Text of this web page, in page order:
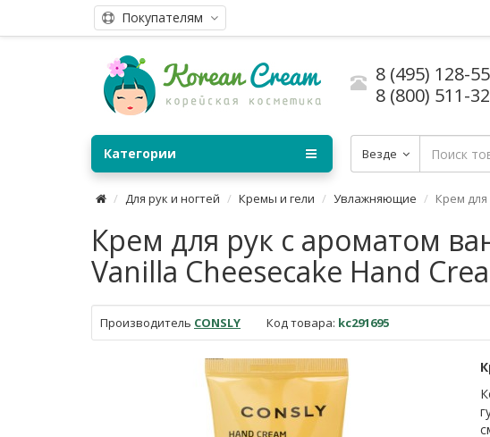
Покупателям
8 (495) 128-
8 (800) 511-
Везде
Категории
Для рук и ногтей Кремы и гели Увлажняющие Крем для
Крем для рук с ароматом
Vanilla Cheesecake Hand
Производитель CONSLY Код товара: kc291695